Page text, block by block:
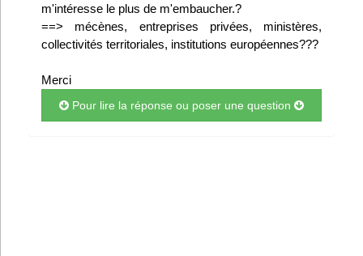
m'intéresse le plus de m'embaucher.?
==> mécènes, entreprises privées, ministères,
collectivités territoriales, institutions européennes???
Merci
Pour lire la réponse ou poser une question